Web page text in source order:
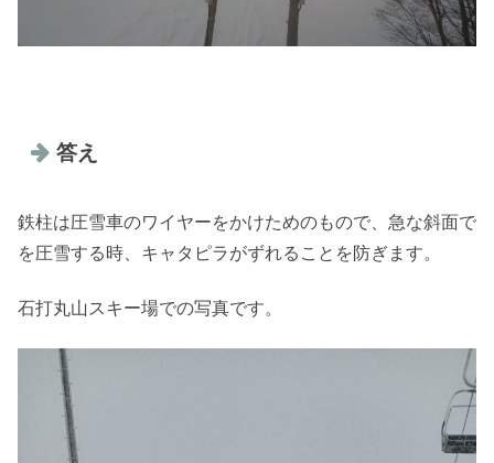
答え
鉄柱は圧雪車のワイヤーをかけためのもので、急な斜面で
を圧雪する時、キャタピラがずれることを防ぎます。
石打丸山スキー場での写真です。